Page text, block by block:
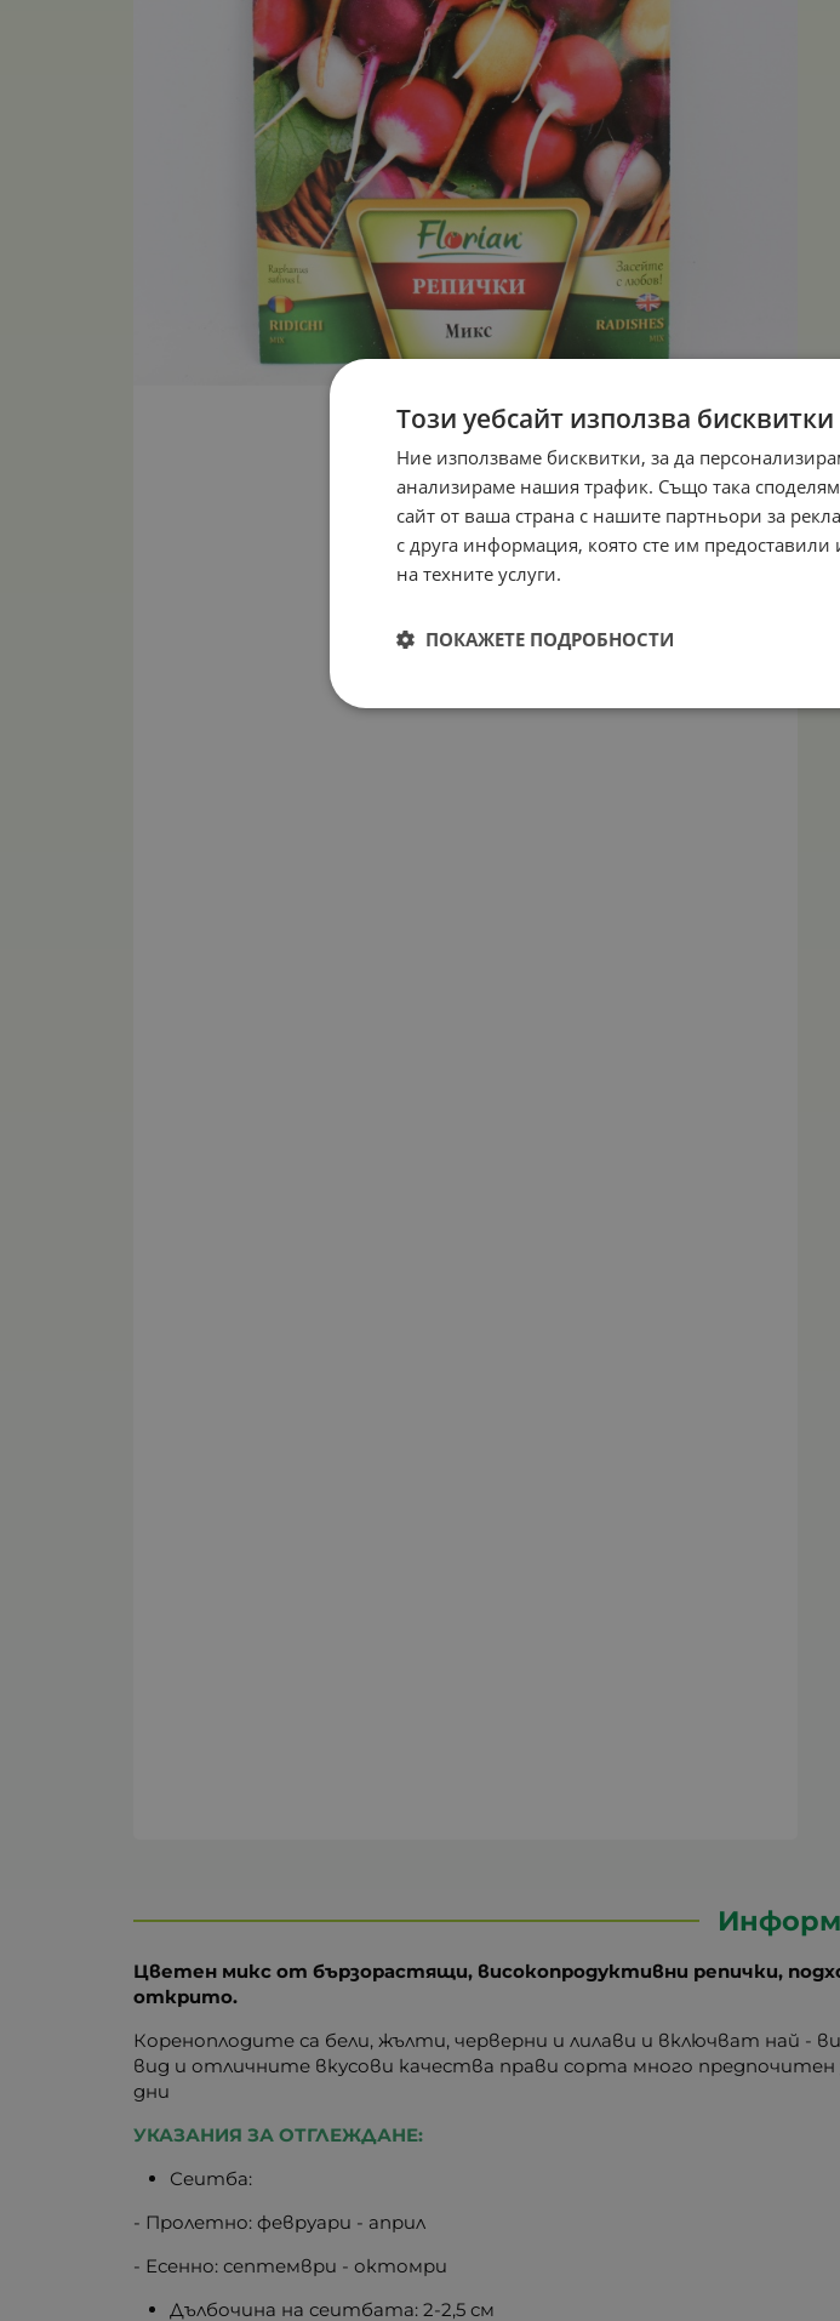
Цветен микс от бързорастящи, високопродуктивни репички,
открито.
Кореноплодите са бели, жълти, черверни и лилави и включват най
вид и отличните вкусови качества прави сорта много предпочитен
дни
УКАЗАНИЯ ЗА ОТГЛЕЖДАНЕ:
Сеитба:
- Пролетно: февруари - април
- Есенно: септември - октомри
Дълбочина на сеитбата: 2-2,5 см
Този уебсайт използва бисквитки
Ние използваме бисквитки, за да
анализираме нашия трафик. Също така
сайт от ваша страна с нашите партньори за
с друга информация, която сте им
на техните услуги.
ПОКАЖЕТЕ ПОДРОБНОСТИ